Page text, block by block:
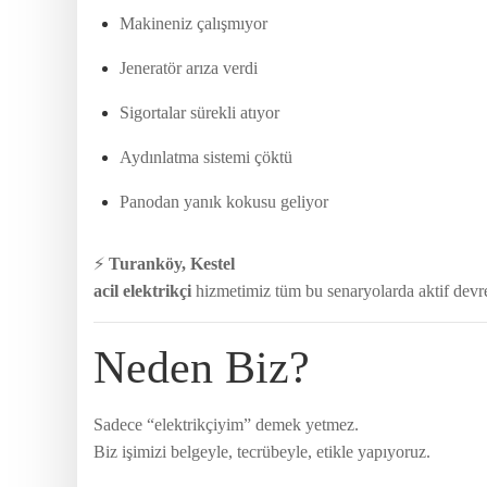
Makineniz çalışmıyor
Jeneratör arıza verdi
Sigortalar sürekli atıyor
Aydınlatma sistemi çöktü
Panodan yanık kokusu geliyor
⚡ Turanköy, Kestel
acil elektrikçi hizmetimiz tüm bu senaryolarda aktif
Neden Biz?
Sadece “elektrikçiyim” demek yetmez.
Biz işimizi belgeyle, tecrübeyle, etikle yapıyoruz.